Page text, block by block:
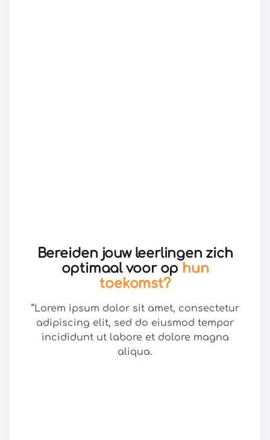
Bereiden jouw leerlingen zich
optimaal voor op hun
toekomst?
“Lorem ipsum dolor sit amet, consectetur
adipiscing elit, sed do eiusmod tempor
incididunt ut labore et dolore magna
aliqua.